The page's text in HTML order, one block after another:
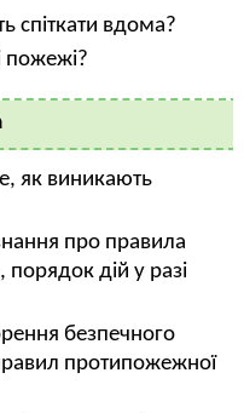
спіткати вдома?
пожежі?
як виникають
про правила
дій у разі
безпечного
протипожежної